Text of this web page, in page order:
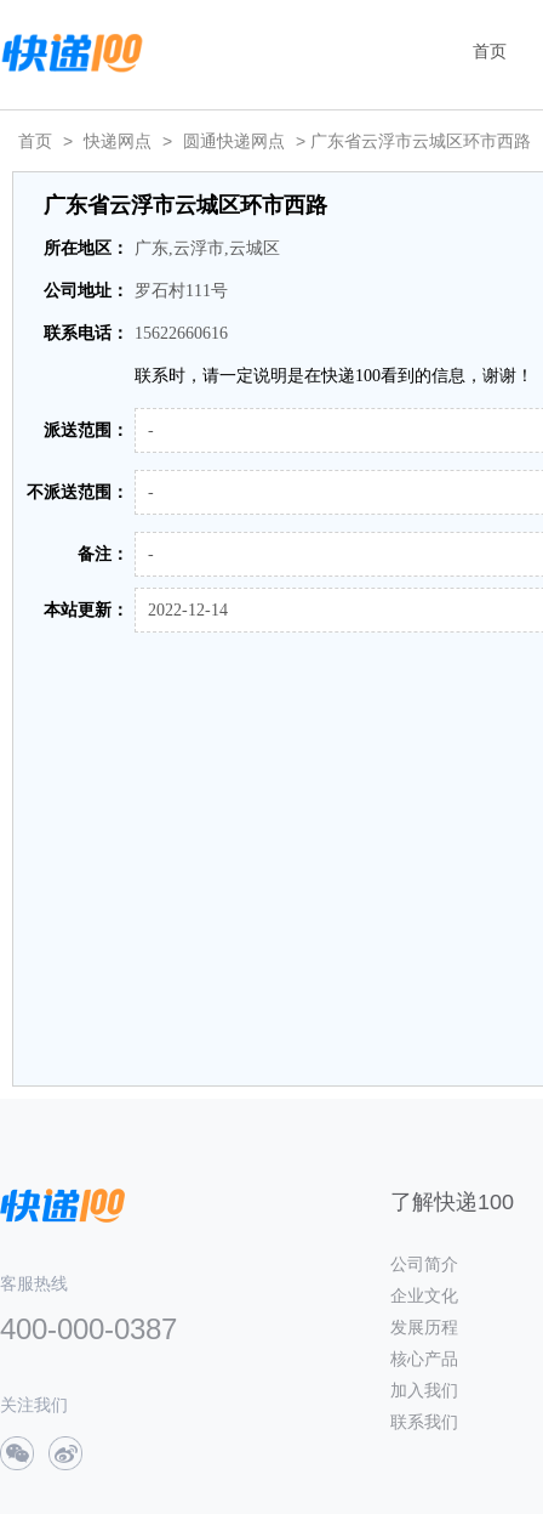
首页
首页 > 快递网点 > 圆通快递网点 > 广东省云浮市云城区环市西路
广东省云浮市云城区环市西路
所在地区： 广东,云浮市,云城区
公司地址： 罗石村111号
联系电话： 15622660616
联系时，请一定说明是在快递100看到的信息，谢谢！
派送范围： -
不派送范围： -
备注： -
本站更新： 2022-12-14
客服热线
400-000-0387
关注我们
了解快递100
公司简介
企业文化
发展历程
核心产品
加入我们
联系我们